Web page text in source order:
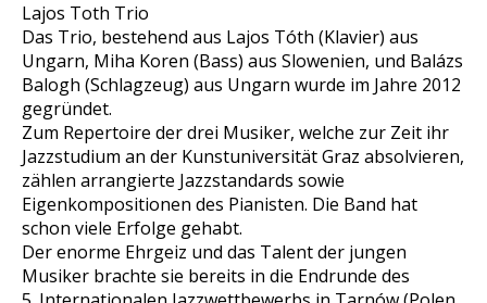
Lajos Toth Trio
Das Trio, bestehend aus Lajos Tóth (Klavier) aus
Ungarn, Miha Koren (Bass) aus Slowenien, und Balázs
Balogh (Schlagzeug) aus Ungarn wurde im Jahre 2012
gegründet.
Zum Repertoire der drei Musiker, welche zur Zeit ihr
Jazzstudium an der Kunstuniversität Graz absolvieren,
zählen arrangierte Jazzstandards sowie
Eigenkompositionen des Pianisten. Die Band hat
schon viele Erfolge gehabt.
Der enorme Ehrgeiz und das Talent der jungen
Musiker brachte sie bereits in die Endrunde des